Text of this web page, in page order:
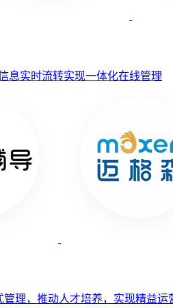
息实时流转实现一体化在线管理
管理，推动人才培养，实现精益运